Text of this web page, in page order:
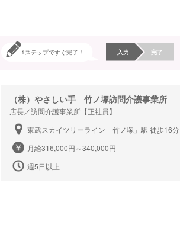
1ステップですぐ完了！ 入力 完了
（株）やさしい手 竹ノ塚訪問介護事業所
店長／訪問介護事業所【正社員】
東武スカイツリーライン「竹ノ塚」駅 徒歩16分
月給316,000円～340,000円
週5日以上